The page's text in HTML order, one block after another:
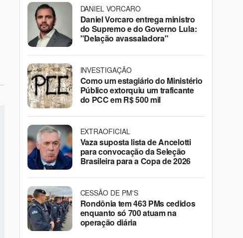
DANIEL VORCARO
Daniel Vorcaro entrega ministro
do Supremo e do Governo Lula:
"Delação avassaladora"
INVESTIGAÇÃO
Como um estagiário do Ministério
Público extorquiu um traficante
do PCC em R$ 500 mil
EXTRAOFICIAL
Vaza suposta lista de Ancelotti
para convocação da Seleção
Brasileira para a Copa de 2026
CESSÃO DE PM'S
Rondônia tem 463 PMs cedidos
enquanto só 700 atuam na
operação diária